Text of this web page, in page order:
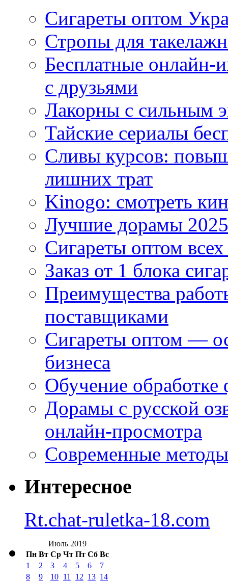
Сигареты оптом
Стропы для
Бесплатные
с друзьями
Лакорны с сильным
Тайские сериалы
Сливы курсов:
лишних трат
Kinogo: смотреть
Лучшие дорамы
Сигареты оптом
Заказ от 1 блока
Преимущества
поставщиками
Сигареты оптом —
бизнеса
Обучение
Дорамы с русской
онлайн-просмотра
Современные
Интересное
Rt.chat-ruletka-18.com
Июль 2019
Пн Вт Ср Чт Пт Сб Вс
1 2 3 4 5 6
7
8
9 10 11 12 13 14